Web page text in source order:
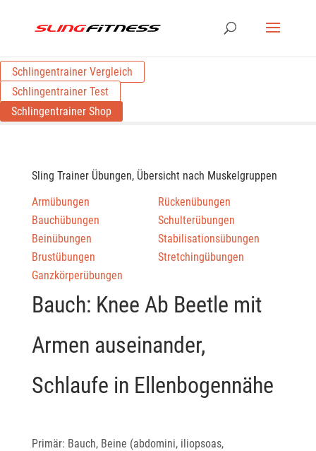
Schlingentrainer Vergleich
Schlingentrainer Test
Schlingentrainer Shop
Sling Trainer Übungen, Übersicht nach Muskelgruppen
Armübungen
Bauchübungen
Beinübungen
Brustübungen
Ganzkörperübungen
Rückenübungen
Schulterübungen
Stabilisationsübungen
Stretchingübungen
Bauch: Knee Ab Beetle mit
Armen auseinander,
Schlaufe in Ellenbogennähe
Primär: Bauch, Beine (abdomini, iliopsoas,